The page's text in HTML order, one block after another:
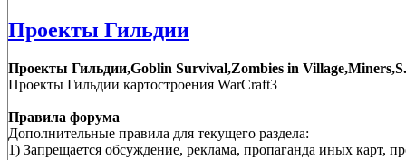
Проекты Гильдии
Проекты Гильдии,Goblin Survival,Zombies in
Проекты Гильдии картостроения WarCraft3
Правила форума
Дополнительные правила для текущего раздела:
1) Запрещается обсуждение, реклама, пропаганда иных карт,